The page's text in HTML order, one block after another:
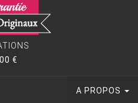
€
A PROPOS